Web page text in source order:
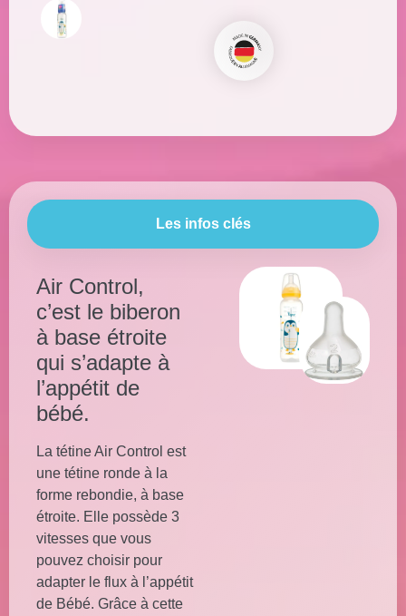
Les infos clés
Air Control,
c’est le biberon
à base étroite
qui s’adapte à
l’appétit de
bébé.
La tétine Air Control est
une tétine ronde à la
forme rebondie, à base
étroite. Elle possède 3
vitesses que vous
pouvez choisir pour
adapter le flux à l’appétit
de Bébé. Grâce à cette